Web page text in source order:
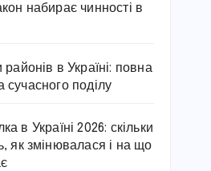
набирає чинності в
районів в Україні: повна
сучасного поділу
в Україні 2026: скільки
як змінювалася і на що